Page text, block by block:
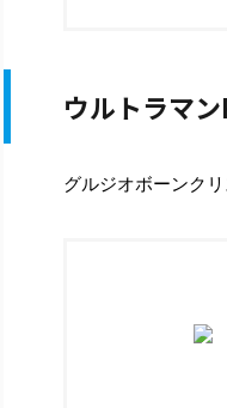
ウルトラマ
グルジオボーンク